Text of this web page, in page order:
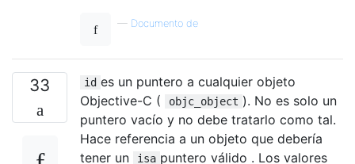
— Documento de
33 id es un puntero a cualquier objeto
Objective-C (
objc_object ). No es solo un
puntero vacío y no debe tratarlo como tal.
Hace referencia a un objeto que debería
tener un
isa puntero válido . Los valores